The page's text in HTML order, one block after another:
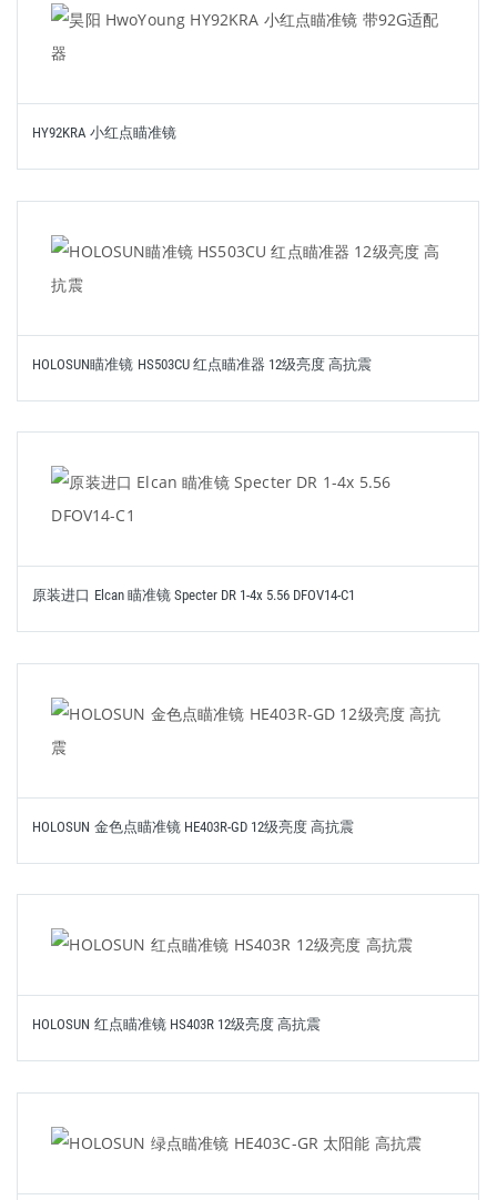
HY92KRA 小红点瞄准镜
HOLOSUN瞄准镜 HS503CU 红点瞄准器 12级亮度 高抗震
原装进口 Elcan 瞄准镜 Specter DR 1-4x 5.56 DFOV14-C1
HOLOSUN 金色点瞄准镜 HE403R-GD 12级亮度 高抗震
HOLOSUN 红点瞄准镜 HS403R 12级亮度 高抗震